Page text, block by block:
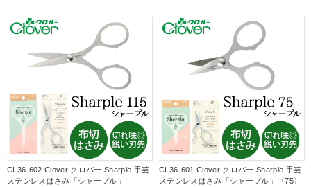
CL36-602 Clover クロバー Sharple 手芸
ステンレスはさみ「シャープル」
CL36-601 Clover クロバー Sharple 手芸
ステンレスはさみ「シャープル」〈75〉